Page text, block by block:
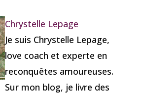
Chrystelle Lepage
Je suis Chrystelle Lepage,
love coach et experte en
reconquêtes amoureuses.
Sur mon blog, je livre des